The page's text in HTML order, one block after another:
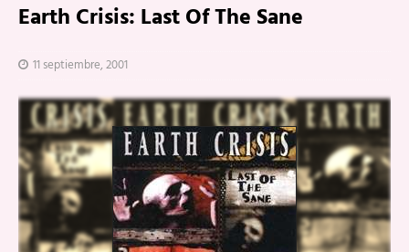
Earth Crisis: Last Of The Sane
11 septiembre, 2001